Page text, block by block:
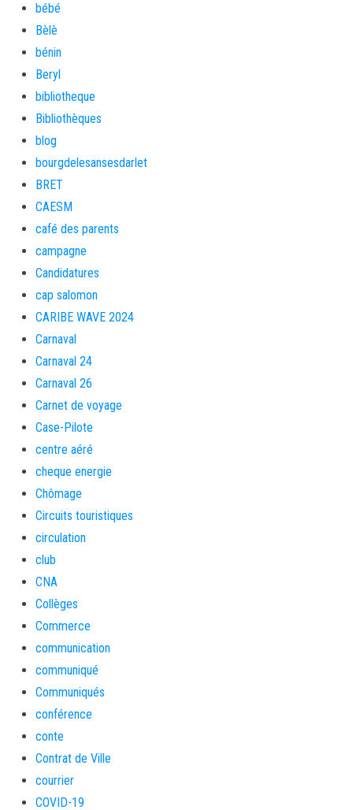
bébé
Bèlè
bénin
Beryl
bibliotheque
Bibliothèques
blog
bourgdelesansesdarlet
BRET
CAESM
café des parents
campagne
Candidatures
cap salomon
CARIBE WAVE 2024
Carnaval
Carnaval 24
Carnaval 26
Carnet de voyage
Case-Pilote
centre aéré
cheque energie
Chômage
Circuits touristiques
circulation
club
CNA
Collèges
Commerce
communication
communiqué
Communiqués
conférence
conte
Contrat de Ville
courrier
COVID-19